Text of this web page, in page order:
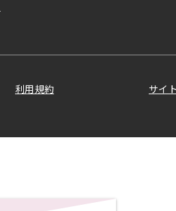
利用規約 サイ